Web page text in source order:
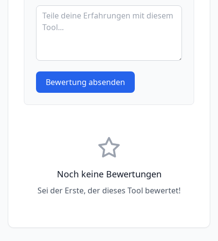
Bewertung absenden
Noch keine Bewertungen
Sei der Erste, der dieses Tool bewertet!